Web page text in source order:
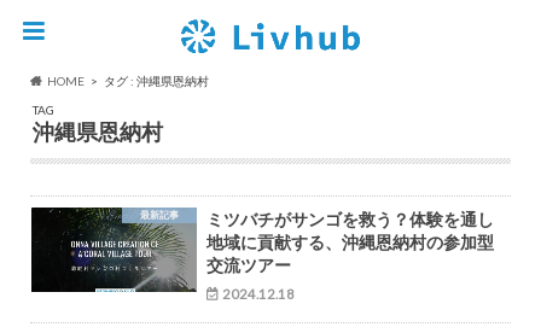
HOME
タグ : 沖縄県恩納村
TAG
沖縄県恩納村
最新記事
ミツバチがサンゴを救う？体験を通し
地域に貢献する、沖縄恩納村の参加型
交流ツアー
2024.12.18